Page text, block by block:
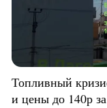
Топливный
и цены до 140р